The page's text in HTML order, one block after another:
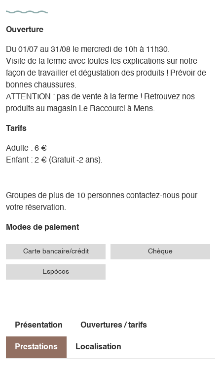
Ouverture
Du 01/07 au 31/08 le mercredi de 10h à 11h30.
Visite de la ferme avec toutes les explications sur notre
façon de travailler et dégustation des produits ! Prévoir de
bonnes chaussures.
ATTENTION : pas de vente à la ferme ! Retrouvez nos
produits au magasin Le Raccourci à Mens.
Tarifs
Adulte : 6 €
Enfant : 2 € (Gratuit -2 ans).
Groupes de plus de 10 personnes contactez-nous pour
votre réservation.
Modes de paiement
Carte bancaire/crédit Chèque
Espèces
Présentation Ouvertures / tarifs
Prestations Localisation